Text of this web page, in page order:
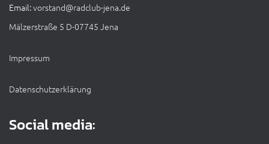
Email:vorstand@radclub-jena.de
Mälzerstraße 5 D-07745 Jena
Impressum
Datenschutzerklärung
Social media: